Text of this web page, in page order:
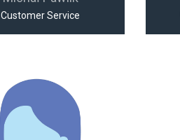
Customer Service